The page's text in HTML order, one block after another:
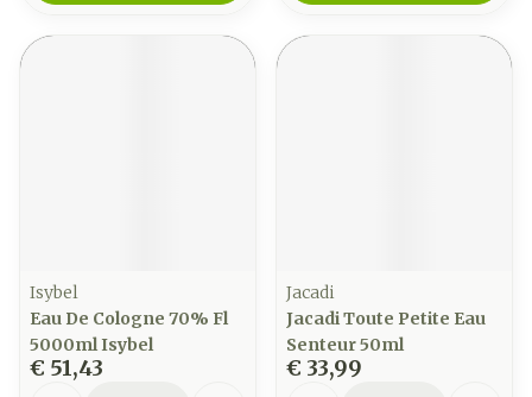
Isybel
Eau De Cologne 70% Fl
5000ml Isybel
€ 51,43
Jacadi
Jacadi Toute Petite Eau
Senteur 50ml
€ 33,99